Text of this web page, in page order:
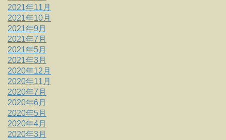
2021年11月
2021年10月
2021年9月
2021年7月
2021年5月
2021年3月
2020年12月
2020年11月
2020年7月
2020年6月
2020年5月
2020年4月
2020年3月